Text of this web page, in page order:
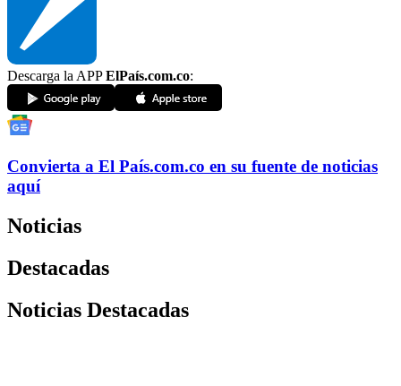
Descarga la APPElPaís.com.co:
Convierta a El País.com.co en su fuente de noticias
aquí
Noticias
Destacadas
Noticias Destacadas